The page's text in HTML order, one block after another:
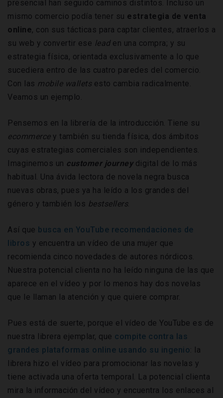
presencial han seguido caminos distintos. Incluso un
mismo comercio podía tener su estrategia de venta
online, con sus tácticas para captar clientes, atraerlos a
su web y convertir ese leaden una compra; y su
estrategia física, orientada exclusivamente a lo que
sucediera entro de las cuatro paredes del comercio.
Con las mobile walletsesto cambia radicalmente.
Veamos un ejemplo.
Pensemos en la librería de la introducción. Tiene su
ecommercey también su tienda física, dos ámbitos
cuyas estrategias comerciales son independientes.
Imaginemos un customer journeydigital de lo más
habitual. Una ávida lectora de novela negra busca
nuevas obras, pues ya ha leído a los grandes del
género y también los bestsellers.
Así que busca en YouTube recomendaciones de
libros y encuentra un vídeo de una mujer que
recomienda cinco novedades de autores nórdicos.
Nuestra potencial clienta no ha leído ninguna de las que
aparece en el vídeo y por lo menos hay dos novelas
que le llaman la atención y que quiere comprar.
Pues está de suerte, porque el vídeo de YouTube es de
nuestra librera ejemplar, que compite contra las
grandes plataformas online usando su ingenio: la
librera hizo el vídeo para promocionar las novelas y
tiene activada una oferta temporal. La potencial clienta
mira la información del vídeo y encuentra los enlaces al